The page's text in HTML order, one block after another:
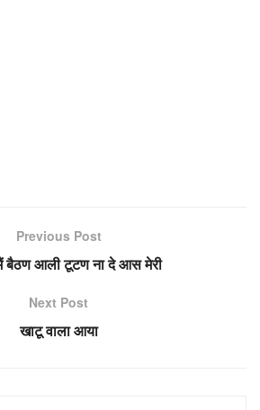
Previous Post
बैठण आली टूटण ना दे आस मेरी
Next Post
खाटू वाला आया